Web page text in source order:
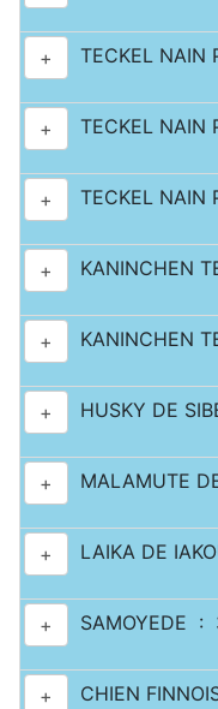
+ TECKEL
+ TECKEL
+ TECKEL
+ KANINCHEN
+ KANINCHEN
+ HUSKY DE
+ MALAMUTE
+ LAIKA DE
+ SAMOYEDE :
+ CHIEN